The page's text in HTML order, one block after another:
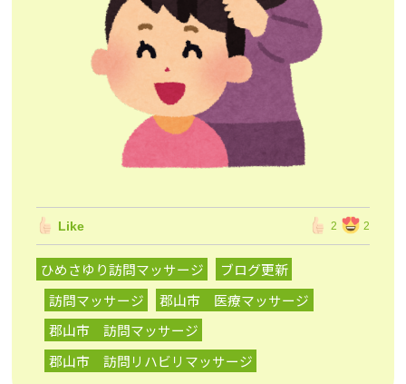
Like 2 2
ひめさゆり訪問マッサージ
ブログ更新
訪問マッサージ
郡山市 医療マッサージ
郡山市 訪問マッサージ
郡山市 訪問リハビリマッサージ